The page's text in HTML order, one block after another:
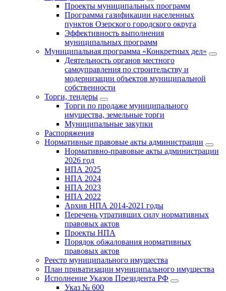
Проекты муниципальных программ
Программа газификации населенных
пунктов Озерского городского округа
Эффективность выполнения
муниципальных программ
Муниципальная программа «Конкретных дел»
Деятельность органов местного
самоуправления по строительству и
модернизации объектов муниципальной
собственности
Торги, тендеры
Торги по продаже муниципального
имущества, земельные торги
Муниципальные закупки
Распоряжения
Нормативные правовые акты администрации
Нормативно-правовые акты администрации
2026 год
НПА 2025
НПА 2024
НПА 2023
НПА 2022
Архив НПА 2014-2021 годы
Перечень утративших силу нормативных
правовых актов
Проекты НПА
Порядок обжалования нормативных
правовых актов
Реестр муниципального имущества
План приватизации муниципального имущества
Исполнение Указов Президента РФ
Указ № 600